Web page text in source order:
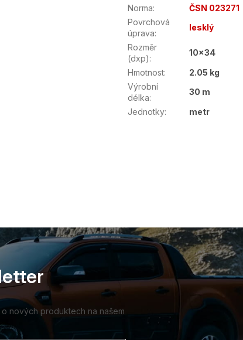
Norma:
ČSN 023271
Povrchová
úprava:
lesklý
Rozměr
(dxp):
10x34
Hmotnost:
2.05 kg
Výrobní
délka:
30 m
Jednotky: metr
nových produktech na našem